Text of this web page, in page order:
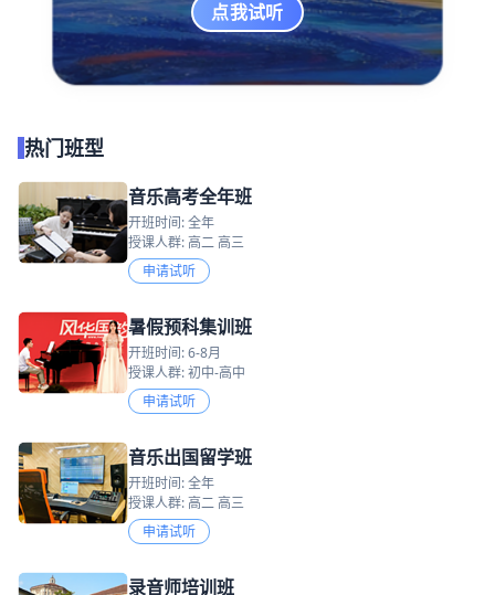
点我试听
热门班型
音乐高考全年班
开班时间: 全年
授课人群: 高二 高三
申请试听
暑假预科集训班
开班时间: 6-8月
授课人群: 初中-高中
申请试听
音乐出国留学班
开班时间: 全年
授课人群: 高二 高三
申请试听
录音师培训班